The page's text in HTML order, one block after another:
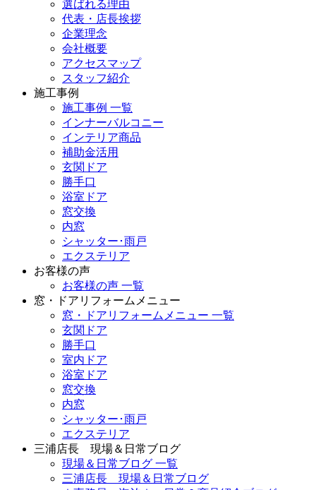
選ばれる理由
代表・店長挨拶
企業理念
会社概要
アクセスマップ
スタッフ紹介
施工事例
施工事例 一覧
インナーバルコニー
インテリア商品
補助金活用
玄関ドア
勝手口
浴室ドア
窓交換
内窓
シャッター･雨戸
エクステリア
お客様の声
お客様の声 一覧
窓・ドアリフォームメニュー
窓・ドアリフォームメニュー 一覧
玄関ドア
勝手口
室内ドア
浴室ドア
窓交換
内窓
シャッター･雨戸
エクステリア
三浦店長 現場＆日常ブログ
現場＆日常ブログ 一覧
三浦店長 現場＆日常ブログ